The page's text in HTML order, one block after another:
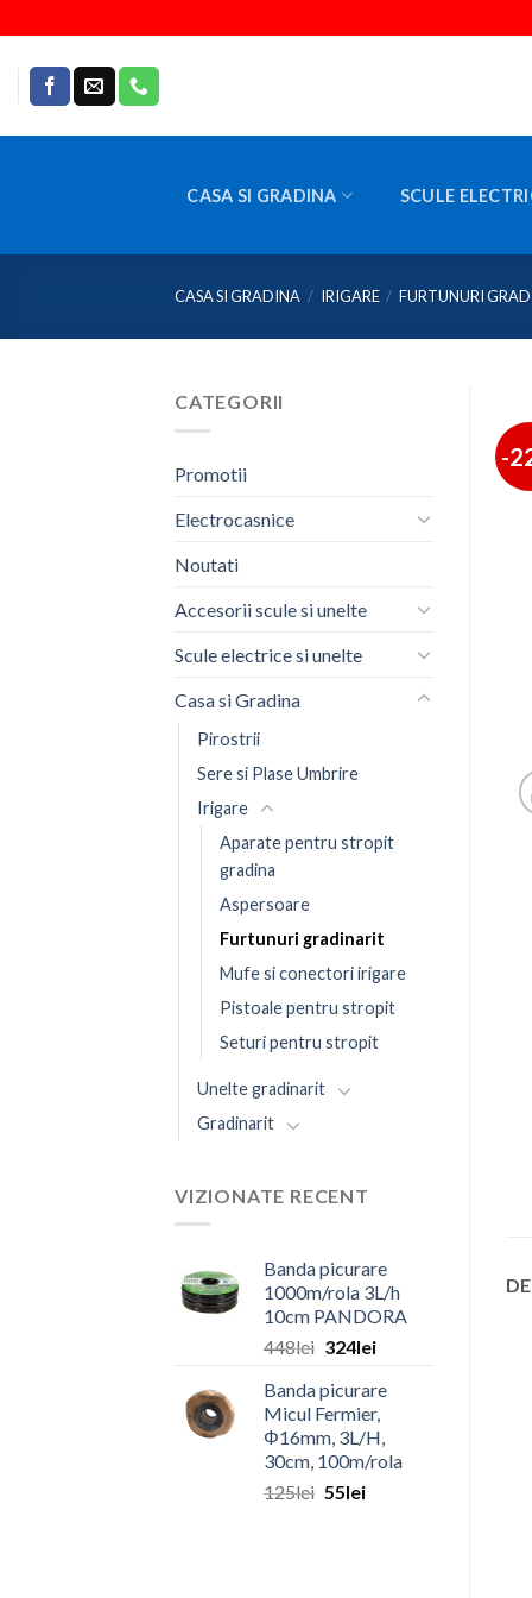
to
content
CASA SI GRADINA SCULE
CASA SI GRADINA / IRIGARE / FURTUNURI
CATEGORII
Promotii
Electrocasnice
Noutati
Accesorii scule si unelte
Scule electrice si unelte
Casa si Gradina
Pirostrii
Sere si Plase Umbrire
Irigare
Aparate pentru stropit
gradina
Aspersoare
Furtunuri gradinarit
Mufe si conectori irigare
Pistoale pentru stropit
Seturi pentru stropit
Unelte gradinarit
Gradinarit
VIZIONATE RECENT
Banda picurare
1000m/rola 3L/h
10cm PANDORA
448lei Prețul
a
fost:
448lei.
324leiPrețul
este:
324lei.
Banda picurare
Micul Fermier,
Φ16mm, 3L/H,
30cm, 100m/rola
125lei Prețul
55leiPrețul
-